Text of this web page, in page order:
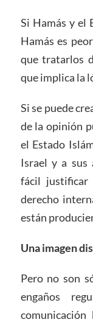
Si Hamás y el
Hamás es
que tratarlos
que implica la
Si se puede
de la opinión
el Estado
Israel y a sus
fácil justificar
derecho
están
Una imagen
Pero no son
engaños